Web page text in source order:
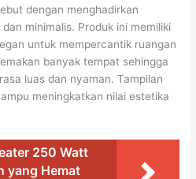
dengan menghadirkan
minimalis. Produk ini memiliki
untuk mempercantik ruangan
banyak tempat sehingga
luas dan nyaman. Tampilan
meningkatkan nilai estetika
250 Watt
yang Hemat